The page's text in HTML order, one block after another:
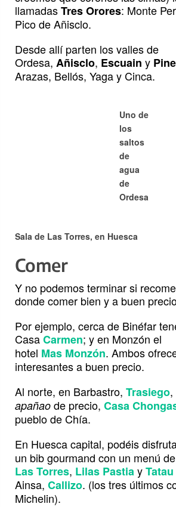
llamadasTres Orores: Monte
Pico de Añisclo.
Desde allí parten los valles de
Ordesa, Añisclo, Escuain y
Arazas, Bellós, Yaga y Cinca.
Uno de
los
saltos
de
agua
de
Ordesa
Sala de Las Torres, en Huesca
Comer
Y no podemos terminar si
donde comer bien y a buen
Por ejemplo, cerca de Binéfar
CasaCarmen; y en Monzón el
hotel Mas Monzón. Ambos
interesantes a buen precio.
Al norte, en Barbastro, Trasiego
apañao de precio, Casa
pueblo de Chía.
En Huesca capital, podéis
un bib gourmand con un menú
Las Torres, Lilas PastiayTatau
Ainsa, Callizo. (los tres últimos
Michelin).